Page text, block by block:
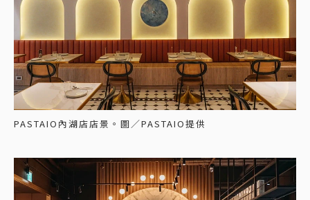
PASTAIO內湖店店景。圖／PASTAIO提供